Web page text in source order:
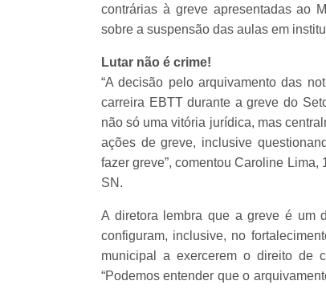
contrárias à greve apresentadas ao
sobre a suspensão das aulas em
Lutar não é crime!
“A decisão pelo arquivamento das
carreira EBTT durante a greve do
não só uma vitória jurídica, mas
ações de greve, inclusive
fazer greve”, comentou Caroline
SN.
A diretora lembra que a greve é um
configuram, inclusive, no
municipal a exercerem o direito de
“Podemos entender que o